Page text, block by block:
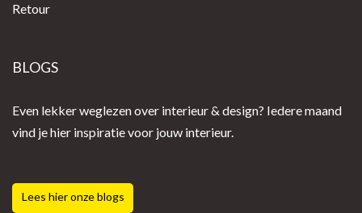
Retour
BLOGS
Even lekker weglezen over interieur & design? Iedere maand
vind je hier inspiratie voor jouw interieur.
Lees hier onze blogs